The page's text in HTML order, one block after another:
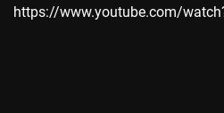
https://www.youtube.com/